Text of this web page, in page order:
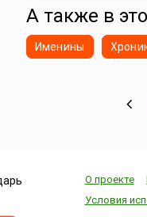
А также в
Именины
О проекте
Условия